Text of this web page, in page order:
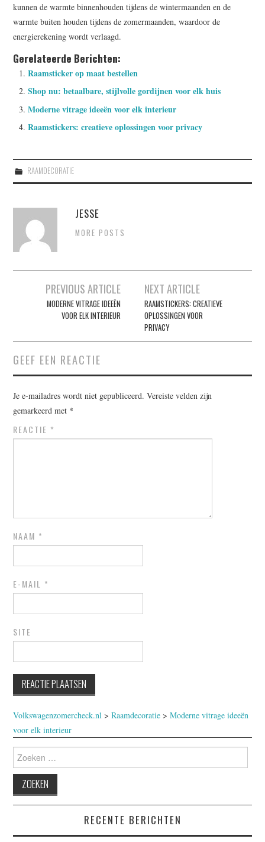
kunnen de warmte binnenhouden tijdens de wintermaanden en de
warmte buiten houden tijdens de zomermaanden, waardoor de
energierekening wordt verlaagd.
Gerelateerde Berichten:
Raamsticker op maat bestellen
Shop nu: betaalbare, stijlvolle gordijnen voor elk huis
Moderne vitrage ideeën voor elk interieur
Raamstickers: creatieve oplossingen voor privacy
RAAMDECORATIE
JESSE
MORE POSTS
Berichtnavigatie
PREVIOUS ARTICLE
MODERNE VITRAGE IDEEËN
VOOR ELK INTERIEUR
NEXT ARTICLE
RAAMSTICKERS: CREATIEVE
OPLOSSINGEN VOOR
PRIVACY
GEEF EEN REACTIE
Je e-mailadres wordt niet gepubliceerd. Vereiste velden zijn
gemarkeerd met *
REACTIE *
NAAM *
E-MAIL *
SITE
Volkswagenzomercheck.nl >Raamdecoratie >Moderne vitrage ideeën
voor elk interieur
Zoeken
naar:
RECENTE BERICHTEN